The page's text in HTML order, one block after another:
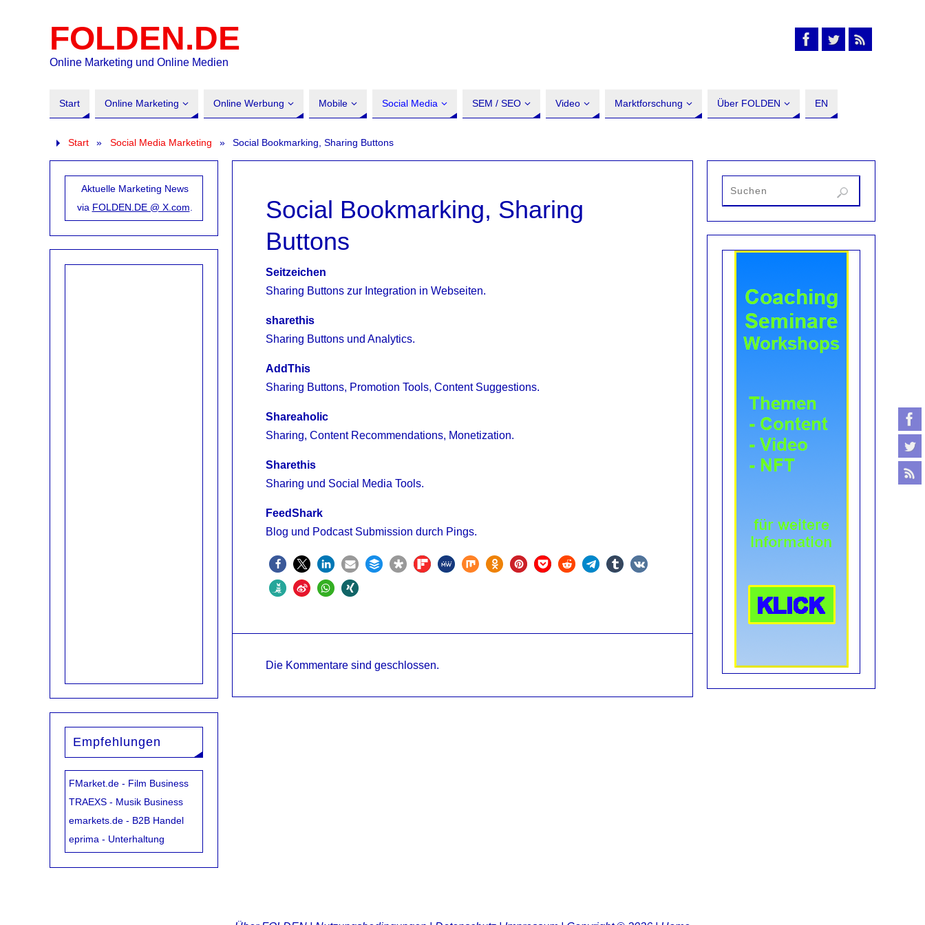
FOLDEN.DE
Online Marketing und Online Medien
Start Online Marketing Online Werbung Mobile Social Media SEM / SEO Video Marktforschung Über FOLDEN EN
Start » Social Media Marketing » Social Bookmarking, Sharing Buttons
Social Bookmarking, Sharing
Buttons
Seitzeichen
Sharing Buttons zur Integration in Webseiten.
sharethis
Sharing Buttons und Analytics.
AddThis
Sharing Buttons, Promotion Tools, Content Suggestions.
Shareaholic
Sharing, Content Recommendations, Monetization.
Sharethis
Sharing und Social Media Tools.
FeedShark
Blog und Podcast Submission durch Pings.
Die Kommentare sind geschlossen.
Aktuelle Marketing News
via FOLDEN.DE @ X.com
Empfehlungen
FMarket.de - Film Business
TRAEXS - Musik Business
emarkets.de - B2B Handel
eprima - Unterhaltung